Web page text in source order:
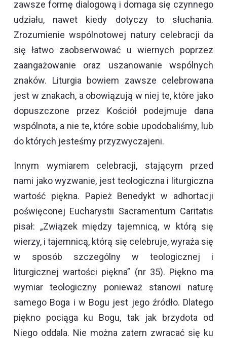
zawsze formę dialogową i domaga się czynnego
udziału, nawet kiedy dotyczy to słuchania.
Zrozumienie wspólnotowej natury celebracji da
się łatwo zaobserwować u wiernych poprzez
zaangażowanie oraz uszanowanie wspólnych
znaków. Liturgia bowiem zawsze celebrowana
jest w znakach, a obowiązują w niej te, które jako
dopuszczone przez Kościół podejmuje dana
wspólnota, a nie te, które sobie upodobaliśmy, lub
do których jesteśmy przyzwyczajeni.
Innym wymiarem celebracji, stającym przed
nami jako wyzwanie, jest teologiczna i liturgiczna
wartość piękna. Papież Benedykt w adhortacji
poświęconej Eucharystii Sacramentum Caritatis
pisał: „Związek między tajemnicą, w którą się
wierzy, i tajemnicą, którą się celebruje, wyraża się
w sposób szczególny w teologicznej i
liturgicznej wartości piękna” (nr 35). Piękno ma
wymiar teologiczny ponieważ stanowi naturę
samego Boga i w Bogu jest jego źródło. Dlatego
piękno pociąga ku Bogu, tak jak brzydota od
Niego oddala. Nie można zatem zwracać się ku